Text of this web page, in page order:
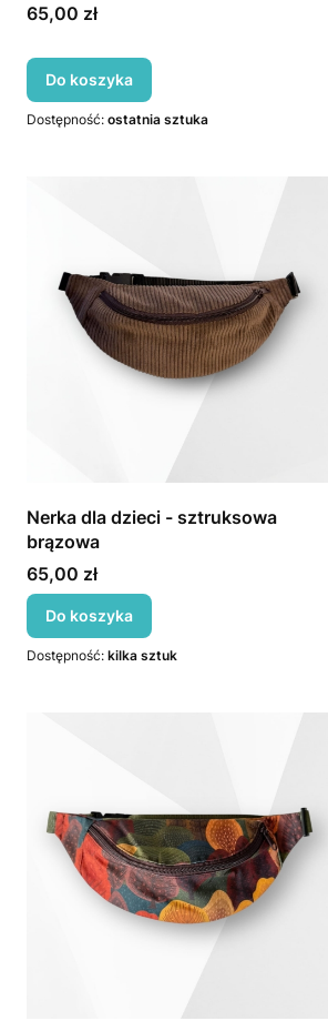
Cena
65,00 zł
Do koszyka
Dostępność: ostatnia sztuka
Nerka dla dzieci - sztruksowa
brązowa
Cena
65,00 zł
Do koszyka
Dostępność: kilka sztuk